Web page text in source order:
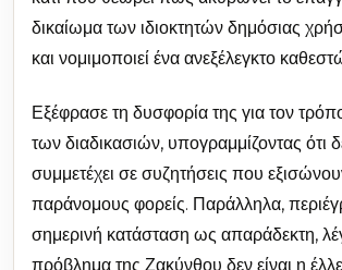
δικαίωμα των ιδιοκτητών δημόσιας
και νομιμοποιεί ένα ανεξέλεγκτο
Εξέφρασε τη δυσφορία της για τον
των διαδικασιών, υπογραμμίζοντας ότι
συμμετέχει σε συζητήσεις που
παράνομους φορείς. Παράλληλα,
σημερινή κατάσταση ως απαράδεκτη,
πρόβλημα της Ζακύνθου δεν είναι η